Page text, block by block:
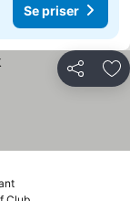
Se priser
Del
Se priser